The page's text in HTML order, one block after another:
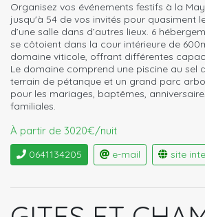
Organisez vos événements festifs à la
jusqu'à 54 de vos invités pour quasiment
d’une salle dans d’autres lieux. 6
se côtoient dans la cour intérieure de
domaine viticole, offrant différentes
Le domaine comprend une piscine au sel
terrain de pétanque et un grand parc
pour les mariages, baptêmes,
familiales.
À partir de 3020€/nuit
0641134205 e-mail site